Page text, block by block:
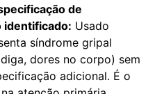
de
identificado: Usado
síndrome gripal
dores no corpo) sem
adicional. É o